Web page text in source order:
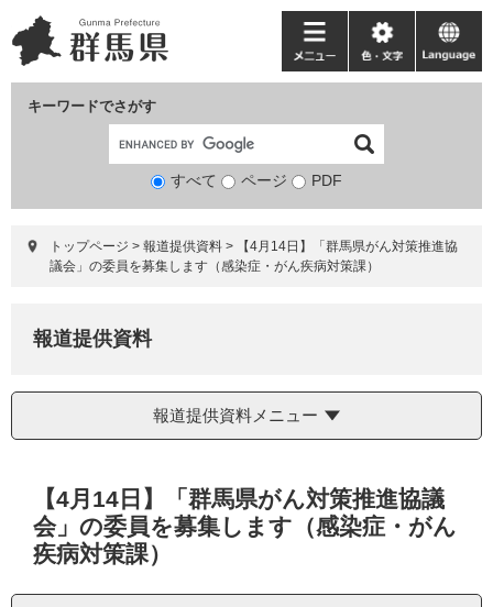
ー
ジ
ニ
ュ
て
キーワードでさがす
検
象
すべて ページ PDF
メ
ニ
ー
色・
文
language
トップページ > 報道提供資料 >
【4月14日】「群馬県がん対策推進協
議会」の委員を募集します（感染症・がん疾病対策課）
報道提供資料
報道提供資料メニュー
【4月14日】「群馬県がん対策推進協議
会」の委員を募集します（感染症・がん
疾病対策課）